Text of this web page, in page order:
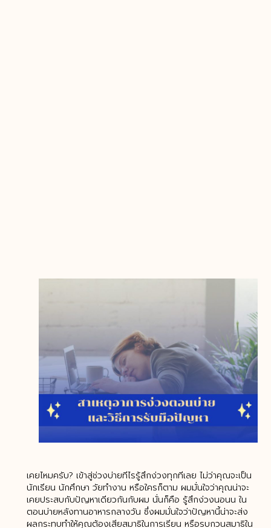
เคยไหมครับ? เข้าสู่ช่วงบ่ายทีไรรู้สึกง่วงทุกทีเลย ไม่ว่าคุณจะเป็น
นักเรียน นักศึกษา วัยทำงาน หรือใครก็ตาม ผมมั่นใจว่าคุณน่าจะ
เคยประสบกับปัญหาเดียวกันกับผม นั่นก็คือ รู้สึกง่วงนอนน ใน
ตอนบ่ายหลังทานอาหารกลางวัน ซึ่งผมมั่นใจว่าปัญหานี้น่าจะส่ง
ผลกระทบทำให้คุณต้องเสียสมาธิในการเรียน หรือรบกวนสมาธิใน